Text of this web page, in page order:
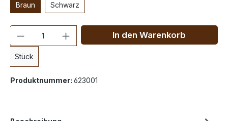
Braun Schwarz
Anzahl
Stück
In den Warenkorb
Produktnummer: 623001